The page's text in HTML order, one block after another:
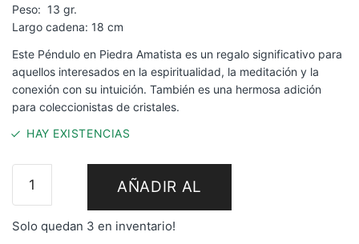
Peso: 13 gr.
Largo cadena: 18 cm
Este Péndulo en Piedra Amatista es un regalo significativo para
aquellos interesados en la espiritualidad, la meditación y la
conexión con su intuición. También es una hermosa adición
para coleccionistas de cristales.
HAY EXISTENCIAS
AÑADIR AL
CARRITO
Solo quedan 3 en inventario!